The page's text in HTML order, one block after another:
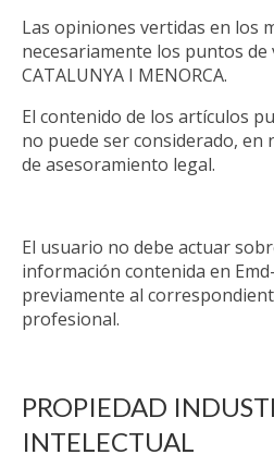
Las opiniones vertidas en los
necesariamente los puntos de
CATALUNYA I MENORCA.
El contenido de los artículos
no puede ser considerado,
de asesoramiento legal.
El usuario no debe actuar
información contenida en
previamente al
profesional.
PROPIEDAD
INTELECTUAL